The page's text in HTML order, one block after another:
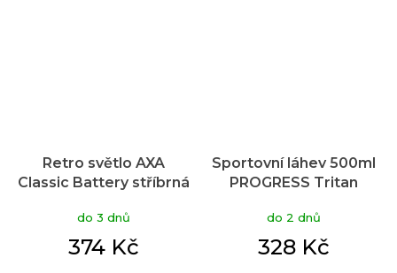
Retro světlo AXA
Classic Battery stříbrná
do 3 dnů
374 Kč
Sportovní láhev 500ml
PROGRESS Tritan
do 2 dnů
328 Kč